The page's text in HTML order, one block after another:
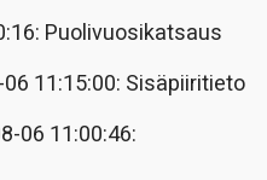
Puolivuosikatsaus
11:15:00: Sisäpiiritieto
06 11:00:46: